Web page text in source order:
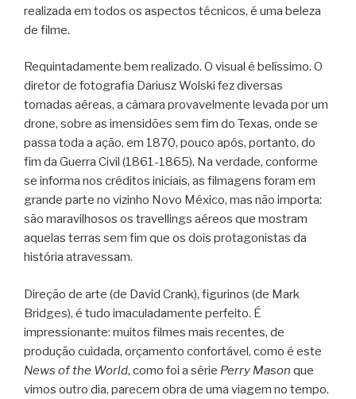
realizada em todos os aspectos técnicos, é uma beleza
de filme.
Requintadamente bem realizado. O visual é belíssimo. O
diretor de fotografia Dariusz Wolski fez diversas
tomadas aéreas, a câmara provavelmente levada por um
drone, sobre as imensidões sem fim do Texas, onde se
passa toda a ação, em 1870, pouco após, portanto, do
fim da Guerra Civil (1861-1865). Na verdade, conforme
se informa nos créditos iniciais, as filmagens foram em
grande parte no vizinho Novo México, mas não importa:
são maravilhosos os travellings aéreos que mostram
aquelas terras sem fim que os dois protagonistas da
história atravessam.
Direção de arte (de David Crank), figurinos (de Mark
Bridges), é tudo imaculadamente perfeito. É
impressionante: muitos filmes mais recentes, de
produção cuidada, orçamento confortável, como é este
News of the World, como foi a série Perry Mason que
vimos outro dia, parecem obra de uma viagem no tempo.